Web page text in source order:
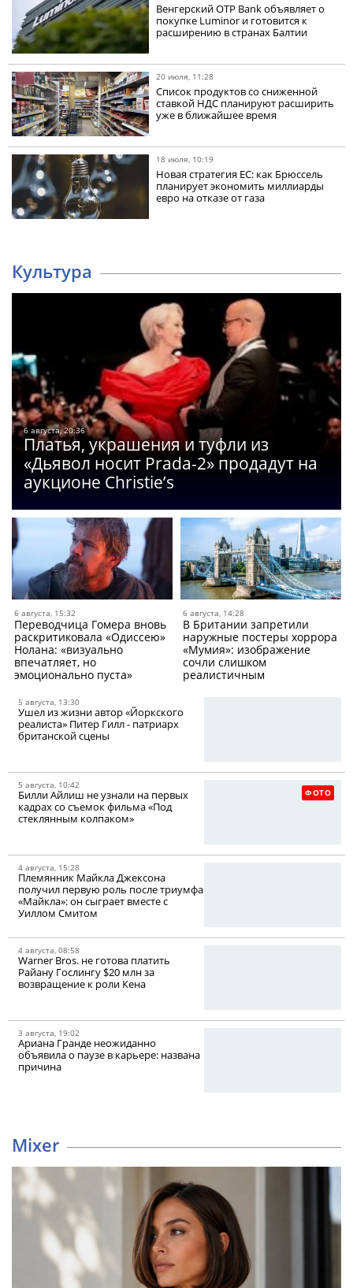
Венгерский OTP Bank объявляет о
покупке Luminor и готовится к
расширению в странах Балтии
20 июля, 11:28
Список продуктов со сниженной
ставкой НДС планируют расширить
уже в ближайшее время
18 июля, 10:19
Новая стратегия ЕС: как Брюссель
планирует экономить миллиарды
евро на отказе от газа
Культура
6 августа, 20:36
Платья, украшения и туфли из
«Дьявол носит Prada-2» продадут на
аукционе Christie’s
6 августа, 15:32
Переводчица Гомера вновь
раскритиковала «Одиссею»
Нолана: «визуально
впечатляет, но
эмоционально пуста»
6 августа, 14:28
В Британии запретили
наружные постеры хоррора
«Мумия»: изображение
сочли слишком
реалистичным
5 августа, 13:30
Ушел из жизни автор «Йоркского
реалиста» Питер Гилл - патриарх
британской сцены
ФОТО
5 августа, 10:42
Билли Айлиш не узнали на первых
кадрах со съемок фильма «Под
стеклянным колпаком»
4 августа, 15:28
Племянник Майкла Джексона
получил первую роль после триумфа
«Майкла»: он сыграет вместе с
Уиллом Смитом
4 августа, 08:58
Warner Bros. не готова платить
Райану Гослингу $20 млн за
возвращение к роли Кена
3 августа, 19:02
Ариана Гранде неожиданно
объявила о паузе в карьере: названа
причина
Mixer